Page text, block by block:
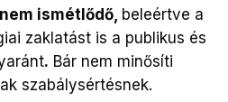
ismétlődő, beleértve a
zaklatást is a publikus és
. Bár nem minősíti
szabálysértésnek.